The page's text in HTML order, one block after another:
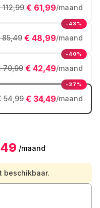
€ 61,99/maand
112,99
€ 48,99/maand
85,49
-43%
€ 42,49/maand
70,99
-40%
€ 34,49/maand
54,99
-37%
/maand
beschikbaar.